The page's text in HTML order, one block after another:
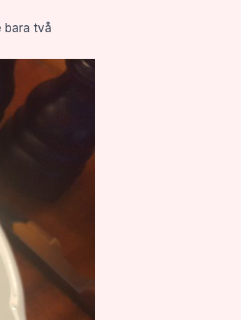
bara två